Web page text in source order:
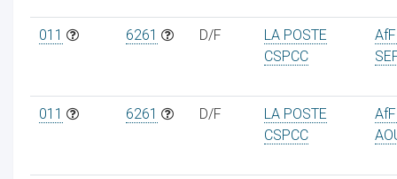
011 6261 D/F
LA POSTE
CSPCC
011 6261 D/F
LA POSTE
CSPCC